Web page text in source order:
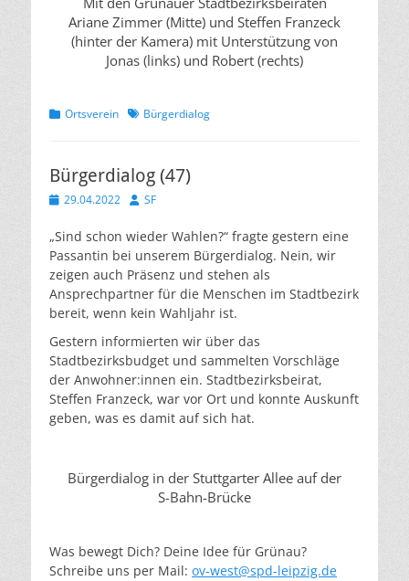
Ariane Zimmer (Mitte) und Steffen Franzeck
(hinter der Kamera) mit Unterstützung von
Jonas (links) und Robert (rechts)
Kategorien
Ortsverein Schlagworte
Bürgerdialog
Bürgerdialog (47)
Veröffentlicht
29.04.2022 Autor
SF
„Sind schon wieder Wahlen?“ fragte gestern eine
Passantin bei unserem Bürgerdialog. Nein, wir
zeigen auch Präsenz und stehen als
Ansprechpartner für die Menschen im Stadtbezirk
bereit, wenn kein Wahljahr ist.
Gestern informierten wir über das
Stadtbezirksbudget und sammelten Vorschläge
der Anwohner:innen ein. Stadtbezirksbeirat,
Steffen Franzeck, war vor Ort und konnte Auskunft
geben, was es damit auf sich hat.
Bürgerdialog in der Stuttgarter Allee auf der
S-Bahn-Brücke
Was bewegt Dich? Deine Idee für Grünau?
Schreibe uns per Mail: ov-west@spd-leipzig.de